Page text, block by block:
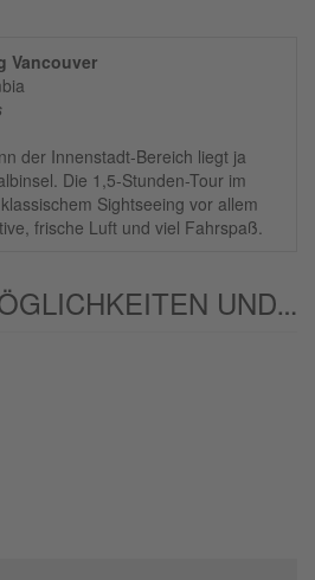
Vancouver
der Innenstadt-Bereich liegt ja
Die 1,5-Stunden-Tour im
Sightseeing vor allem
frische Luft und viel Fahrspaß.
ANSCHLUSSMÖGLICHKEITEN UND/ODER ALTERNATIVEN: